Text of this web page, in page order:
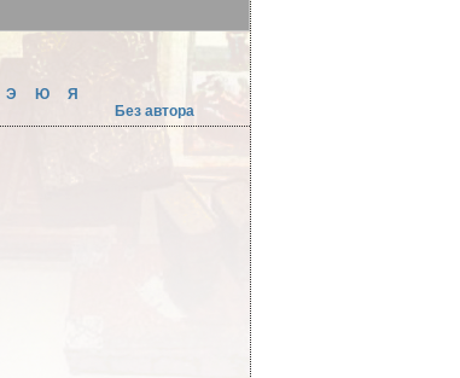
Э Ю
Я
Без автора